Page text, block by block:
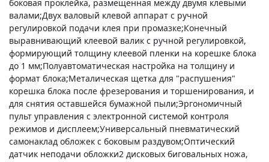
боковая проклейка, размещенная между двумя клевыми
валами;Двух валовый клевой аппарат с ручной
регулировкой подачи клея при промазке;Конечный
выравнивающий клеевой валик с ручной регулировкой,
формирующий толщину клеевой пленки на корешке блока
до 1 мм;Полуавтоматическая настройка на толщину и
формат блока;Металическая щетка для "распушения"
корешка блока после фрезерования и торшенирования, и
для снятия оставшейся бумажной пыли;Эргономичный
пульт управления с электронной системой контроля
режимов и дисплеем;Универсальный пневматический
самонаклад обложек с боковым раздувом;Оптический
датчик неподачи обложки2 дисковых биговальных ножа,